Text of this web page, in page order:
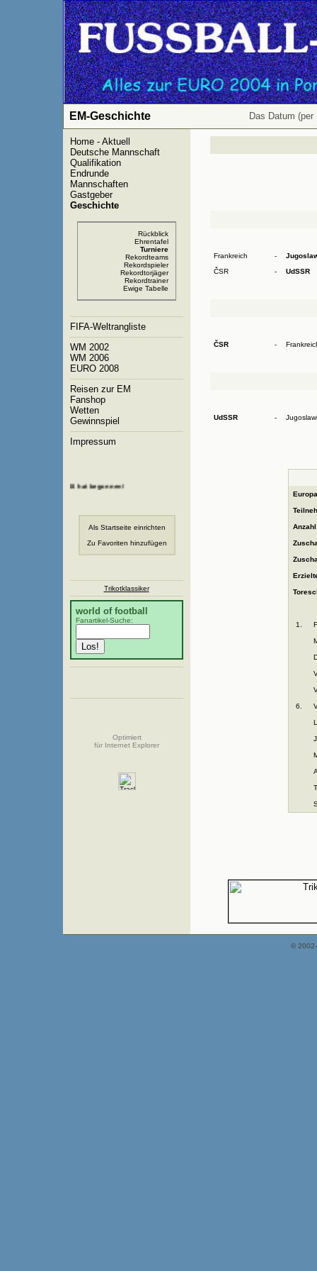
EM-Geschichte Das Datum
Home - Aktuell
Deutsche Mannschaft
Qualifikation
Endrunde
Mannschaften
Gastgeber
Geschichte
Rückblick
Ehrentafel
Turniere
Rekordteams
Rekordspieler
Rekordtorjäger
Rekordtrainer
Ewige Tabelle
FIFA-Weltrangliste
WM 2002
WM 2006
EURO 2008
Reisen zur EM
Fanshop
Wetten
Gewinnspiel
Impressum
Fußball-EM 2008 hat begonnen!
Als Startseite einrichten
Zu Favoriten hinzufügen
Trikotklassiker
world of football
Fanartikel-Suche:
Optimiert
für Internet Explorer
Frankreich -
ČSR
- UdSSR
ČSR -
UdSSR -
1.
6.
©